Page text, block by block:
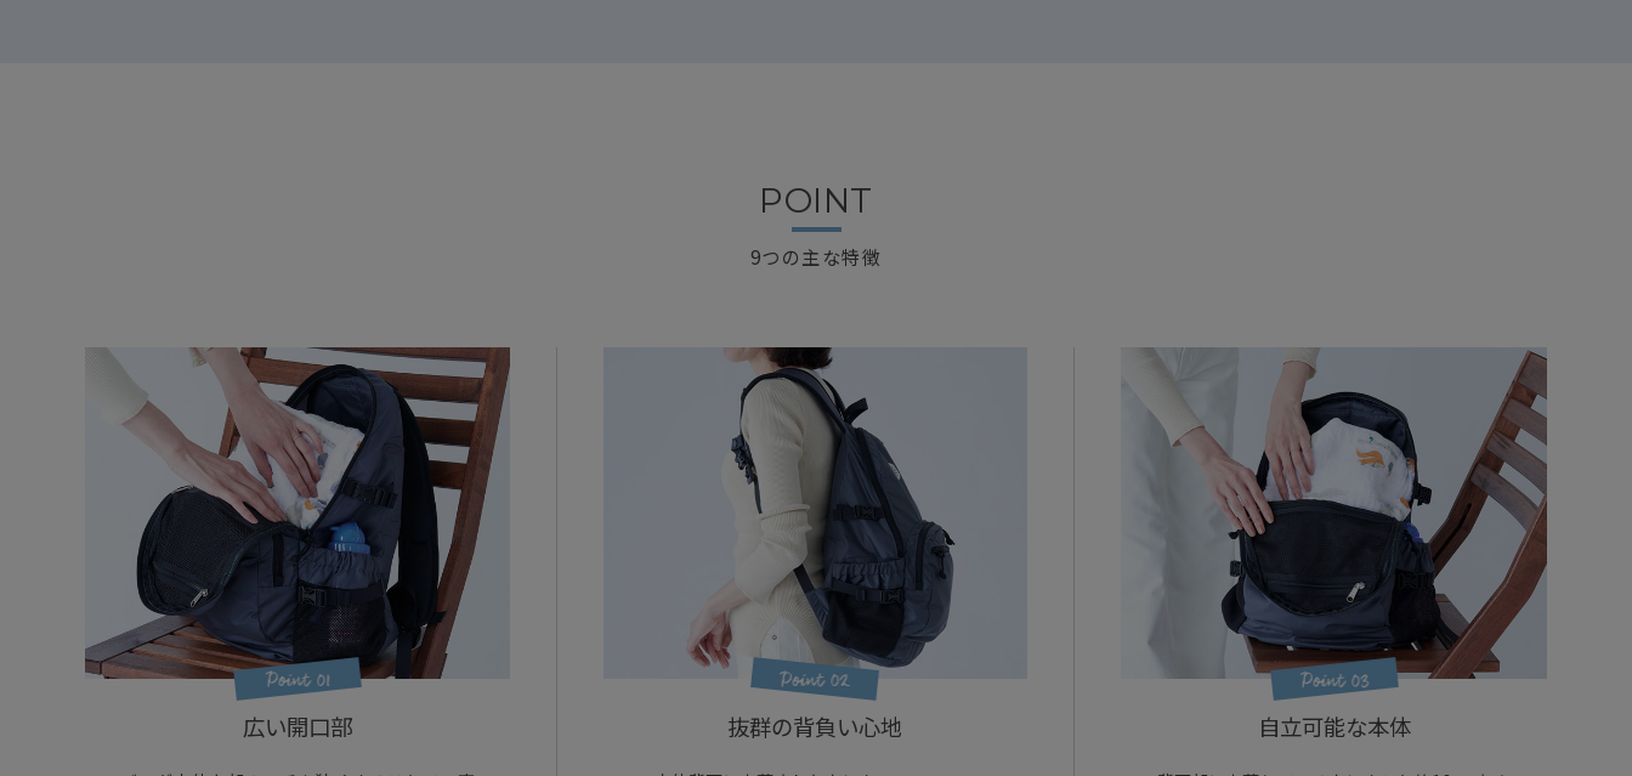
POINT
9つの主な特徴
広い開口部 抜群の背負い心地 自立可能な本体